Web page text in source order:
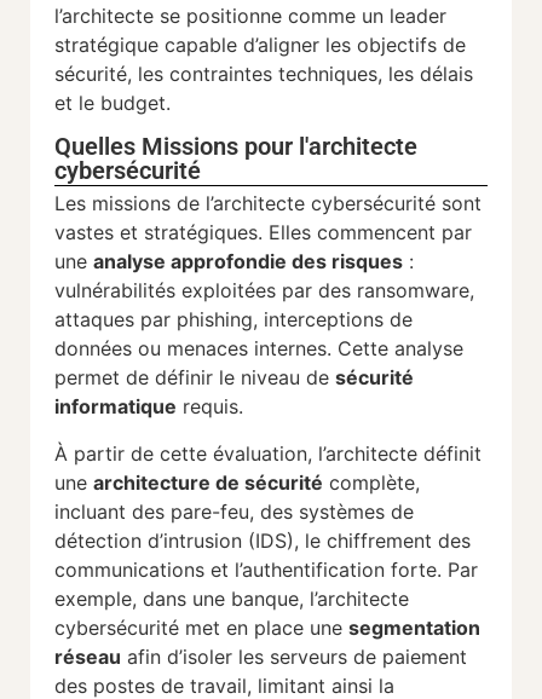
l’architecte se positionne comme un leader
stratégique capable d’aligner les objectifs de
sécurité, les contraintes techniques, les délais
et le budget.
Quelles Missions pour l'architecte
cybersécurité
Les missions de l’architecte cybersécurité sont
vastes et stratégiques. Elles commencent par
une analyse approfondie des risques :
vulnérabilités exploitées par des ransomware,
attaques par phishing, interceptions de
données ou menaces internes. Cette analyse
permet de définir le niveau de sécurité
informatique requis.
À partir de cette évaluation, l’architecte définit
une architecture de sécurité complète,
incluant des pare-feu, des systèmes de
détection d’intrusion (IDS), le chiffrement des
communications et l’authentification forte. Par
exemple, dans une banque, l’architecte
cybersécurité met en place une segmentation
réseau afin d’isoler les serveurs de paiement
des postes de travail, limitant ainsi la